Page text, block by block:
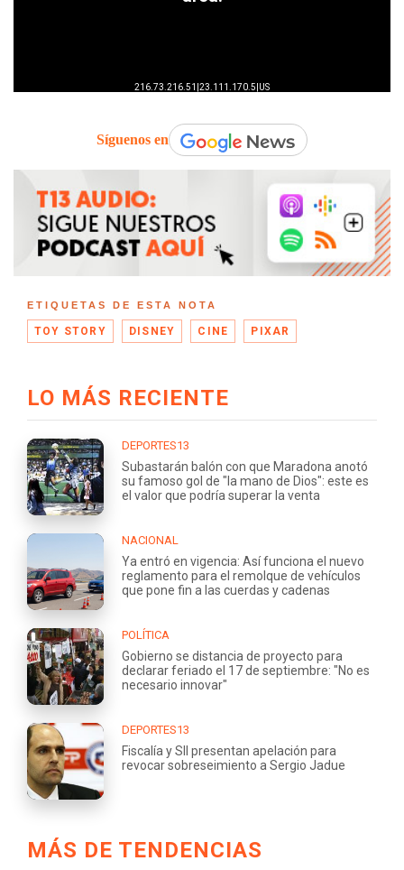
Síguenos en
ETIQUETAS DE ESTA NOTA
TOY STORY DISNEY CINE PIXAR
LO MÁS RECIENTE
DEPORTES13
Subastarán balón con que Maradona anotó
su famoso gol de "la mano de Dios": este es
el valor que podría superar la venta
NACIONAL
Ya entró en vigencia: Así funciona el nuevo
reglamento para el remolque de vehículos
que pone fin a las cuerdas y cadenas
POLÍTICA
Gobierno se distancia de proyecto para
declarar feriado el 17 de septiembre: "No es
necesario innovar"
DEPORTES13
Fiscalía y SII presentan apelación para
revocar sobreseimiento a Sergio Jadue
MÁS DE TENDENCIAS